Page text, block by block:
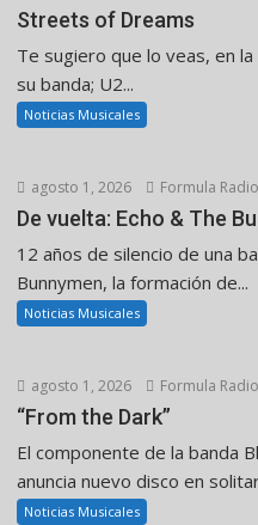
Streets of Dreams
Te sugiero que lo veas, en
su banda; U2...
Noticias Musicales
agosto 1, 2026 Formula Radio
De vuelta: Echo & The
12 años de silencio de una
Bunnymen, la formación de...
Noticias Musicales
agosto 1, 2026 Formula Radio
“From the Dark”
El componente de la banda
anuncia nuevo disco en
Noticias Musicales